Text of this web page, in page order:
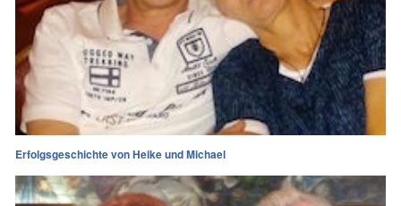
Erfolgsgeschichte von Heike und Michael